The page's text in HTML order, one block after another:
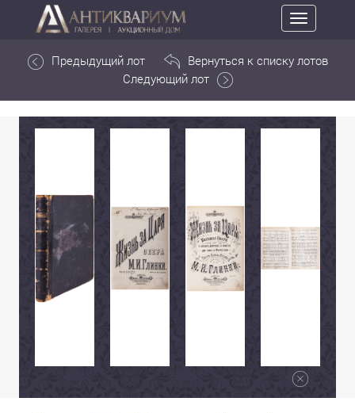
Toggle
navigation
Предыдущий лот
Вернуться к списку лотов
Следующий лот